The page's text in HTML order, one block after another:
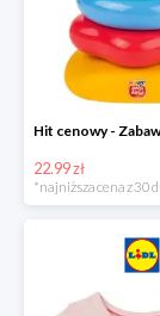
22.99 zł